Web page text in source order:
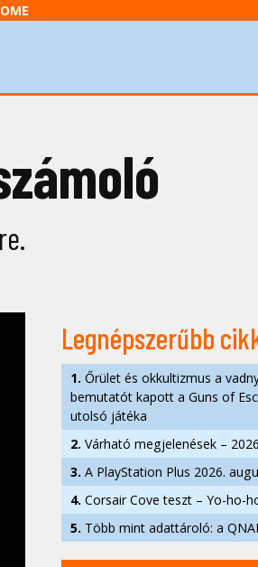
Legnépszerűbb
1. Őrület és okkultizmus a
bemutatót kapott a Guns of
utolsó játéka
2. Várható megjelenések –
3. A PlayStation Plus 2026.
4. Corsair Cove teszt – Yo-ho-
5. Több mint adattároló: a